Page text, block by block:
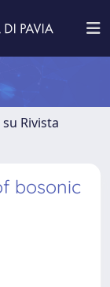
Rivista
bosonic